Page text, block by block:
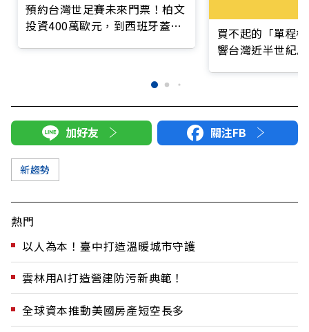
預約台灣世足賽未來門票！柏文
投資400萬歐元，到西班牙蓋足
買不起的「單程
響台灣近半世紀
加好友 關注FB
新趨勢
熱門
以人為本！臺中打造溫暖城市守護
雲林用AI打造營建防污新典範！
全球資本推動美國房產短空長多